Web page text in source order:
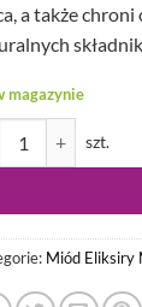
a także
magazynie
Miód Eliksiry